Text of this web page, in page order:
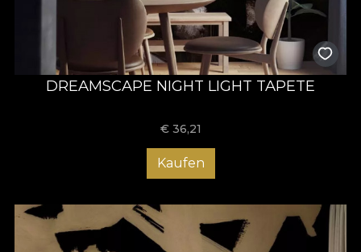
DREAMSCAPE NIGHT LIGHT TAPETE
€ 36,21
Kaufen